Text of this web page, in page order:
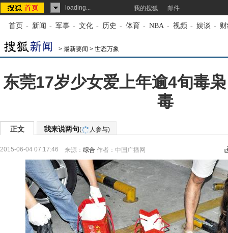
loading... 我的搜狐 邮件
首页 - 新闻 - 军事 - 文化 - 历史 - 体育 - NBA - 视频 - 娱谈 -
> 最新要闻 > 世态万象
东莞17岁少女爱上年逾4旬毒
毒
正文 我来说两句( 人参与)
2015-06-04 07:17:46 来源： 综合 作者：中国广播网